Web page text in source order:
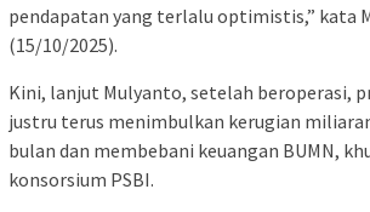
pendapatan yang terlalu optimistis,” kata
(15/10/2025).
Kini, lanjut Mulyanto, setelah beroperasi,
justru terus menimbulkan kerugian
bulan dan membebani keuangan BUMN,
konsorsium PSBI.